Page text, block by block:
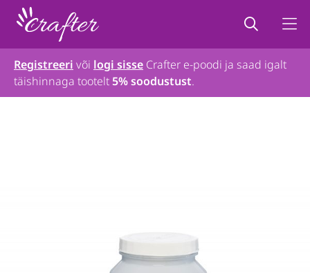
Registreeri või logi sisse Crafter e-poodi ja saad igalt
täishinnaga tootelt5% soodustust.